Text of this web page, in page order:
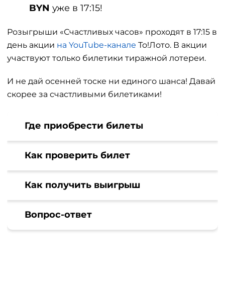
BYN уже в 17:15!
Розыгрыши «Счастливых часов» проходят в 17:15 в
день акции на YouTube-канале То!Лото. В акции
участвуют только билетики тиражной лотереи.
И не дай осенней тоске ни единого шанса! Давай
скорее за счастливыми билетиками!
Где приобрести билеты
Как проверить билет
Как получить выигрыш
Вопрос-ответ